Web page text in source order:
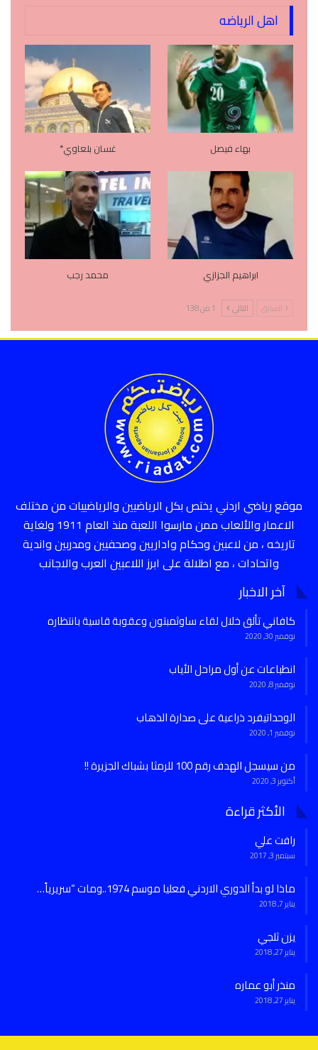
اهل الرياضه
بهاء فيصل غسان بلعاوي*
ابراهيم الجزازي محمد رجب
السابق التالي 1 من 138
موقع رياضي اردني يختص بكل الرياضيين والرياضييات من مختلف
الاعمار والألعاب ممن مارسوا اللعبة منذ العام 1911 ولغاية
تاريخه ، من لاعبين وحكام واداريين وصحفيين ومدربين واندية
واتحادات ، مع اطلالة على ابرز اللاعبين العرب والاجانب
آخر الاخبار
كافاني تألق خلال لقاء ساوثمبتون وعقوبة قاسية بانتظاره
نوفمبر 30, 2020
انطباعات عن أول مراحل الأياب
نوفمبر 8, 2020
الوحداتيفرد ذراعية على صدارة الذهاب
نوفمبر 1, 2020
من سيسجل الهدف رقم 100 للرمثا بشباك الجزيرة !!
أكتوبر 3, 2020
الأكثر قراءة
رافت علي
سبتمبر 3, 2017
ماذا لو بدأ الدوري الاردني فعليا موسم 1974..ومات “سريرياً…
يناير 7, 2018
يزن ثلجي
يناير 27, 2018
منذر أبو عماره
يناير 27, 2018